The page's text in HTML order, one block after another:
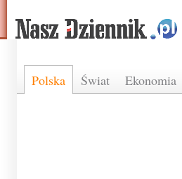
Polska Świat Ekonomia